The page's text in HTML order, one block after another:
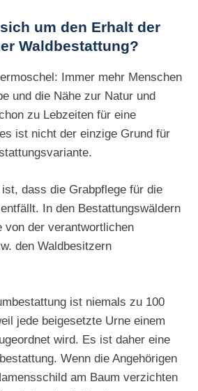
um den Erhalt der
Waldbestattung?
Immer mehr Menschen
und die Nähe zur Natur und
zu Lebzeiten für eine
ist nicht der einzige Grund für
dass die Grabpflege für die
In den Bestattungswäldern
von der verantwortlichen
den Waldbesitzern
ist niemals zu 100
jede beigesetzte Urne einem
wird. Es ist daher eine
Wenn die Angehörigen
am Baum verzichten